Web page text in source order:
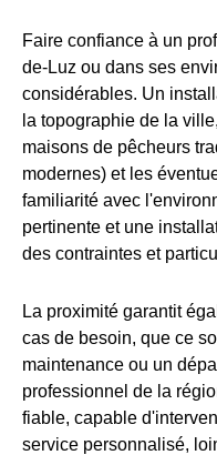
Faire confiance à un
de-Luz ou dans ses
considérables. Un
la topographie de la
maisons de pêcheurs
modernes) et les
familiarité avec
pertinente et une
des contraintes et
La proximité garantit
cas de besoin, que ce
maintenance ou un
professionnel de la
fiable, capable
service personnalisé,